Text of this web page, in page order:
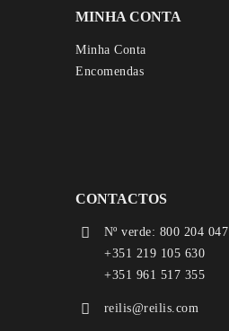
MINHA CONTA
Minha Conta
Encomendas
CONTACTOS
Nº verde: 800 204 047
+351 219 105 630
+351 961 517 355
reilis@reilis.com